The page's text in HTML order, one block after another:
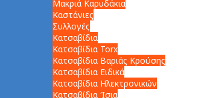
Μακριά Καρυδάκια
Καστάνιες
Συλλογές
Κατσαβίδια
Κατσαβίδια Torx
Κατσαβίδια Βαριάς Κρούσης
Κατσαβίδια Ειδικά
Κατσαβίδια Ηλεκτρονικών
Κατσαβίδια Ίσια